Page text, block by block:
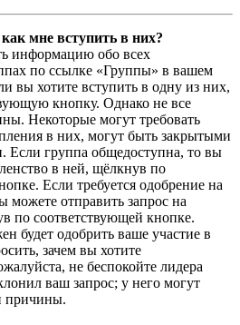
мне вступить в них?
информацию обо всех
по ссылке «Группы» в вашем
вы хотите вступить в одну из них,
кнопку. Однако не все
Некоторые могут требовать
в них, могут быть закрытыми
Если группа общедоступна, то вы
в ней, щёлкнув по
Если требуется одобрение на
можете отправить запрос на
по соответствующей кнопке.
будет одобрить ваше участие в
зачем вы хотите
не беспокойте лидера
ваш запрос; у него могут
причины.